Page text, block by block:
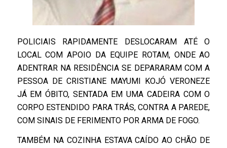
POLICIAIS RAPIDAMENTE DESLOCARAM ATÉ O
LOCAL COM APOIO DA EQUIPE ROTAM, ONDE AO
ADENTRAR NA RESIDÊNCIA SE DEPARARAM COM A
PESSOA DE CRISTIANE MAYUMI KOJÓ VERONEZE
JÁ EM ÓBITO, SENTADA EM UMA CADEIRA COM O
CORPO ESTENDIDO PARA TRÁS, CONTRA A PAREDE,
COM SINAIS DE FERIMENTO POR ARMA DE FOGO.
TAMBÉM NA COZINHA ESTAVA CAÍDO AO CHÃO DE